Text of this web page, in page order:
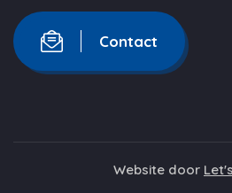
Contact
Website door